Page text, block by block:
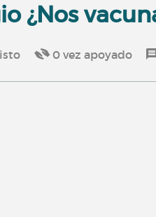
¿Nos
0 vez apoyado